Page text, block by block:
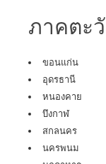
ภาคตะ
ขอนแก่น
อุดรธานี
หนองคาย
บึงกาฬ
สกลนคร
นครพนม